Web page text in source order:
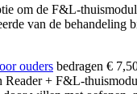
om de F&L-
van de
ouders bedragen €
Reader + F&L-